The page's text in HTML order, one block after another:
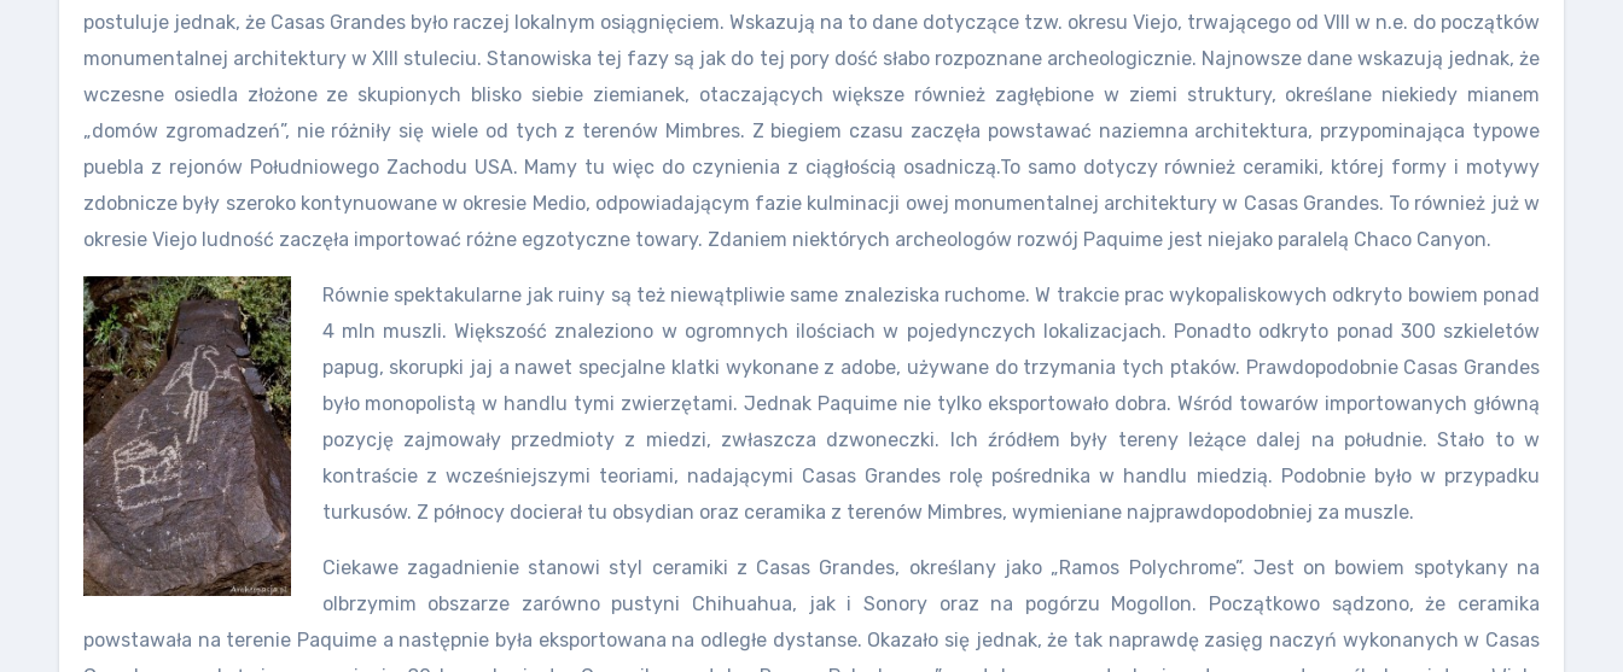
postuluje jednak, że Casas Grandes było raczej lokalnym osiągnięciem. Wskazują na to dane dotyczące tzw. okresu Viejo, trwającego od VIII w n.e. do początków
monumentalnej architektury w XIII stuleciu. Stanowiska tej fazy są jak do tej pory dość słabo rozpoznane archeologicznie. Najnowsze dane wskazują jednak, że
wczesne osiedla złożone ze skupionych blisko siebie ziemianek, otaczających większe również zagłębione w ziemi struktury, określane niekiedy mianem
„domów zgromadzeń”, nie różniły się wiele od tych z terenów Mimbres. Z biegiem czasu zaczęła powstawać naziemna architektura, przypominająca typowe
puebla z rejonów Południowego Zachodu USA. Mamy tu więc do czynienia z ciągłością osadniczą.To samo dotyczy również ceramiki, której formy i motywy
zdobnicze były szeroko kontynuowane w okresie Medio, odpowiadającym fazie kulminacji owej monumentalnej architektury w Casas Grandes. To również już w
okresie Viejo ludność zaczęła importować różne egzotyczne towary. Zdaniem niektórych archeologów rozwój Paquime jest niejako paralelą Chaco Canyon.
Równie spektakularne jak ruiny są też niewątpliwie same znaleziska ruchome. W trakcie prac wykopaliskowych odkryto bowiem ponad
4 mln muszli. Większość znaleziono w ogromnych ilościach w pojedynczych lokalizacjach. Ponadto odkryto ponad 300 szkieletów
papug, skorupki jaj a nawet specjalne klatki wykonane z adobe, używane do trzymania tych ptaków. Prawdopodobnie Casas Grandes
było monopolistą w handlu tymi zwierzętami. Jednak Paquime nie tylko eksportowało dobra. Wśród towarów importowanych główną
pozycję zajmowały przedmioty z miedzi, zwłaszcza dzwoneczki. Ich źródłem były tereny leżące dalej na południe. Stało to w
kontraście z wcześniejszymi teoriami, nadającymi Casas Grandes rolę pośrednika w handlu miedzią. Podobnie było w przypadku
turkusów. Z północy docierał tu obsydian oraz ceramika z terenów Mimbres, wymieniane najprawdopodobniej za muszle.
Ciekawe zagadnienie stanowi styl ceramiki z Casas Grandes, określany jako „Ramos Polychrome”. Jest on bowiem spotykany na
olbrzymim obszarze zarówno pustyni Chihuahua, jak i Sonory oraz na pogórzu Mogollon. Początkowo sądzono, że ceramika
powstawała na terenie Paquime a następnie była eksportowana na odległe dystanse. Okazało się jednak, że tak naprawdę zasięg naczyń wykonanych w Casas